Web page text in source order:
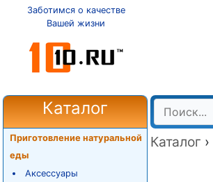
Заботимся о качестве
Вашей жизни
Каталог
Приготовление натуральной
еды
Аксессуары
Каталог ›